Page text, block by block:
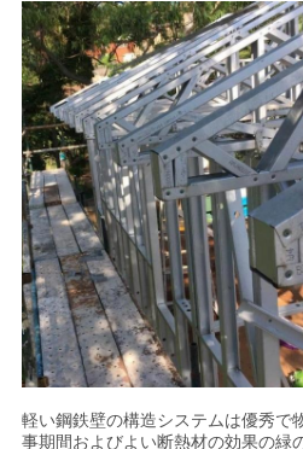
地
図
PRIVACY
POLICY
軽い鋼鉄壁の構造システムは優秀で
事期間およびよい断熱材の効果の緑